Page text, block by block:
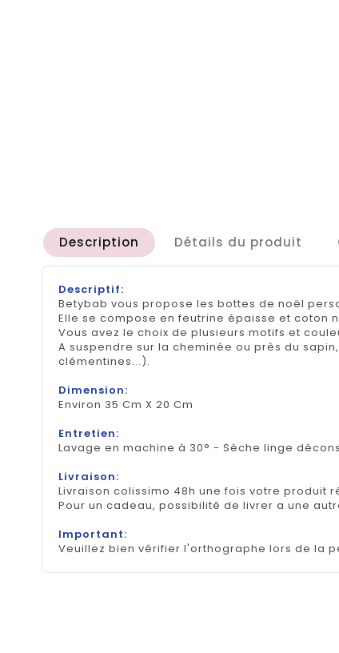
Description Détails du produit
Descriptif:
Betybab vous propose les bottes de noël
Elle se compose en feutrine épaisse et coton
Vous avez le choix de plusieurs motifs et
A suspendre sur la cheminée ou près du
clémentines...).
Dimension:
Environ 35 Cm X 20 Cm
Entretien:
Lavage en machine à 30° - Sèche linge
Livraison:
Livraison colissimo 48h une fois votre produit
Pour un cadeau, possibilité de livrer a une
Important:
Veuillez bien vérifier l'orthographe lors de la